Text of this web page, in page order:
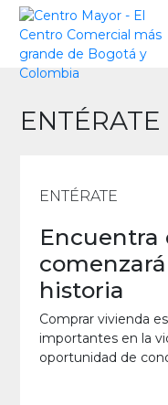
Skip
ENTÉRATE
ENTÉRATE
Encuentra
historia
Comprar vivienda
importantes en la
oportunidad de